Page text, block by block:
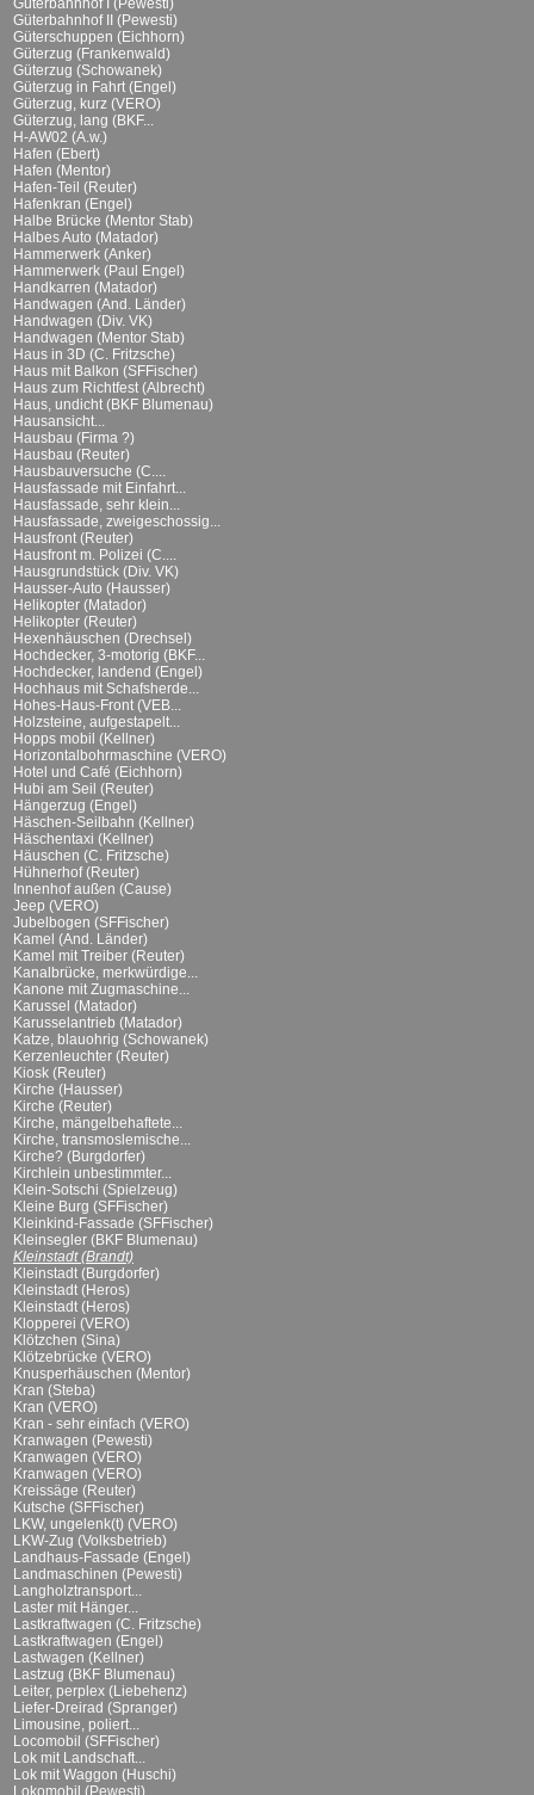
Güterbahnhof I (Pewesti)
Güterbahnhof II (Pewesti)
Güterschuppen (Eichhorn)
Güterzug (Frankenwald)
Güterzug (Schowanek)
Güterzug in Fahrt (Engel)
Güterzug, kurz (VERO)
Güterzug, lang (BKF...
H-AW02 (A.w.)
Hafen (Ebert)
Hafen (Mentor)
Hafen-Teil (Reuter)
Hafenkran (Engel)
Halbe Brücke (Mentor Stab)
Halbes Auto (Matador)
Hammerwerk (Anker)
Hammerwerk (Paul Engel)
Handkarren (Matador)
Handwagen (And. Länder)
Handwagen (Div. VK)
Handwagen (Mentor Stab)
Haus in 3D (C. Fritzsche)
Haus mit Balkon (SFFischer)
Haus zum Richtfest (Albrecht)
Haus, undicht (BKF Blumenau)
Hausansicht...
Hausbau (Firma ?)
Hausbau (Reuter)
Hausbauversuche (C....
Hausfassade mit Einfahrt...
Hausfassade, sehr klein...
Hausfassade, zweigeschossig...
Hausfront (Reuter)
Hausfront m. Polizei (C....
Hausgrundstück (Div. VK)
Hausser-Auto (Hausser)
Helikopter (Matador)
Helikopter (Reuter)
Hexenhäuschen (Drechsel)
Hochdecker, 3-motorig (BKF...
Hochdecker, landend (Engel)
Hochhaus mit Schafsherde...
Hohes-Haus-Front (VEB...
Holzsteine, aufgestapelt...
Hopps mobil (Kellner)
Horizontalbohrmaschine (VERO)
Hotel und Café (Eichhorn)
Hubi am Seil (Reuter)
Hängerzug (Engel)
Häschen-Seilbahn (Kellner)
Häschentaxi (Kellner)
Häuschen (C. Fritzsche)
Hühnerhof (Reuter)
Innenhof außen (Cause)
Jeep (VERO)
Jubelbogen (SFFischer)
Kamel (And. Länder)
Kamel mit Treiber (Reuter)
Kanalbrücke, merkwürdige...
Kanone mit Zugmaschine...
Karussel (Matador)
Karusselantrieb (Matador)
Katze, blauohrig (Schowanek)
Kerzenleuchter (Reuter)
Kiosk (Reuter)
Kirche (Hausser)
Kirche (Reuter)
Kirche, mängelbehaftete...
Kirche, transmoslemische...
Kirche? (Burgdorfer)
Kirchlein unbestimmter...
Klein-Sotschi (Spielzeug)
Kleine Burg (SFFischer)
Kleinkind-Fassade (SFFischer)
Kleinsegler (BKF Blumenau)
Kleinstadt (Brandt)
Kleinstadt (Burgdorfer)
Kleinstadt (Heros)
Kleinstadt (Heros)
Klopperei (VERO)
Klötzchen (Sina)
Klötzebrücke (VERO)
Knusperhäuschen (Mentor)
Kran (Steba)
Kran (VERO)
Kran - sehr einfach (VERO)
Kranwagen (Pewesti)
Kranwagen (VERO)
Kranwagen (VERO)
Kreissäge (Reuter)
Kutsche (SFFischer)
LKW, ungelenk(t) (VERO)
LKW-Zug (Volksbetrieb)
Landhaus-Fassade (Engel)
Landmaschinen (Pewesti)
Langholztransport...
Laster mit Hänger...
Lastkraftwagen (C. Fritzsche)
Lastkraftwagen (Engel)
Lastwagen (Kellner)
Lastzug (BKF Blumenau)
Leiter, perplex (Liebehenz)
Liefer-Dreirad (Spranger)
Limousine, poliert...
Locomobil (SFFischer)
Lok mit Landschaft...
Lok mit Waggon (Huschi)
Lokomobil (Pewesti)